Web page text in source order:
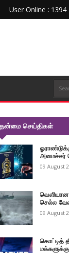
User Online : 1394
செய்திகள்
அமைச்சர்
09 August
வௌியான
செல்ல
09 August
கொட்டித்